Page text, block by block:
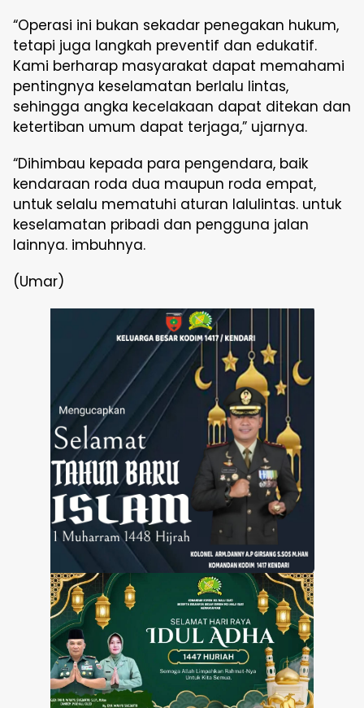
“Operasi ini bukan sekadar penegakan hukum,
tetapi juga langkah preventif dan edukatif.
Kami berharap masyarakat dapat memahami
pentingnya keselamatan berlalu lintas,
sehingga angka kecelakaan dapat ditekan dan
ketertiban umum dapat terjaga,” ujarnya.
“Dihimbau kepada para pengendara, baik
kendaraan roda dua maupun roda empat,
untuk selalu mematuhi aturan lalulintas. untuk
keselamatan pribadi dan pengguna jalan
lainnya. imbuhnya.
(Umar)